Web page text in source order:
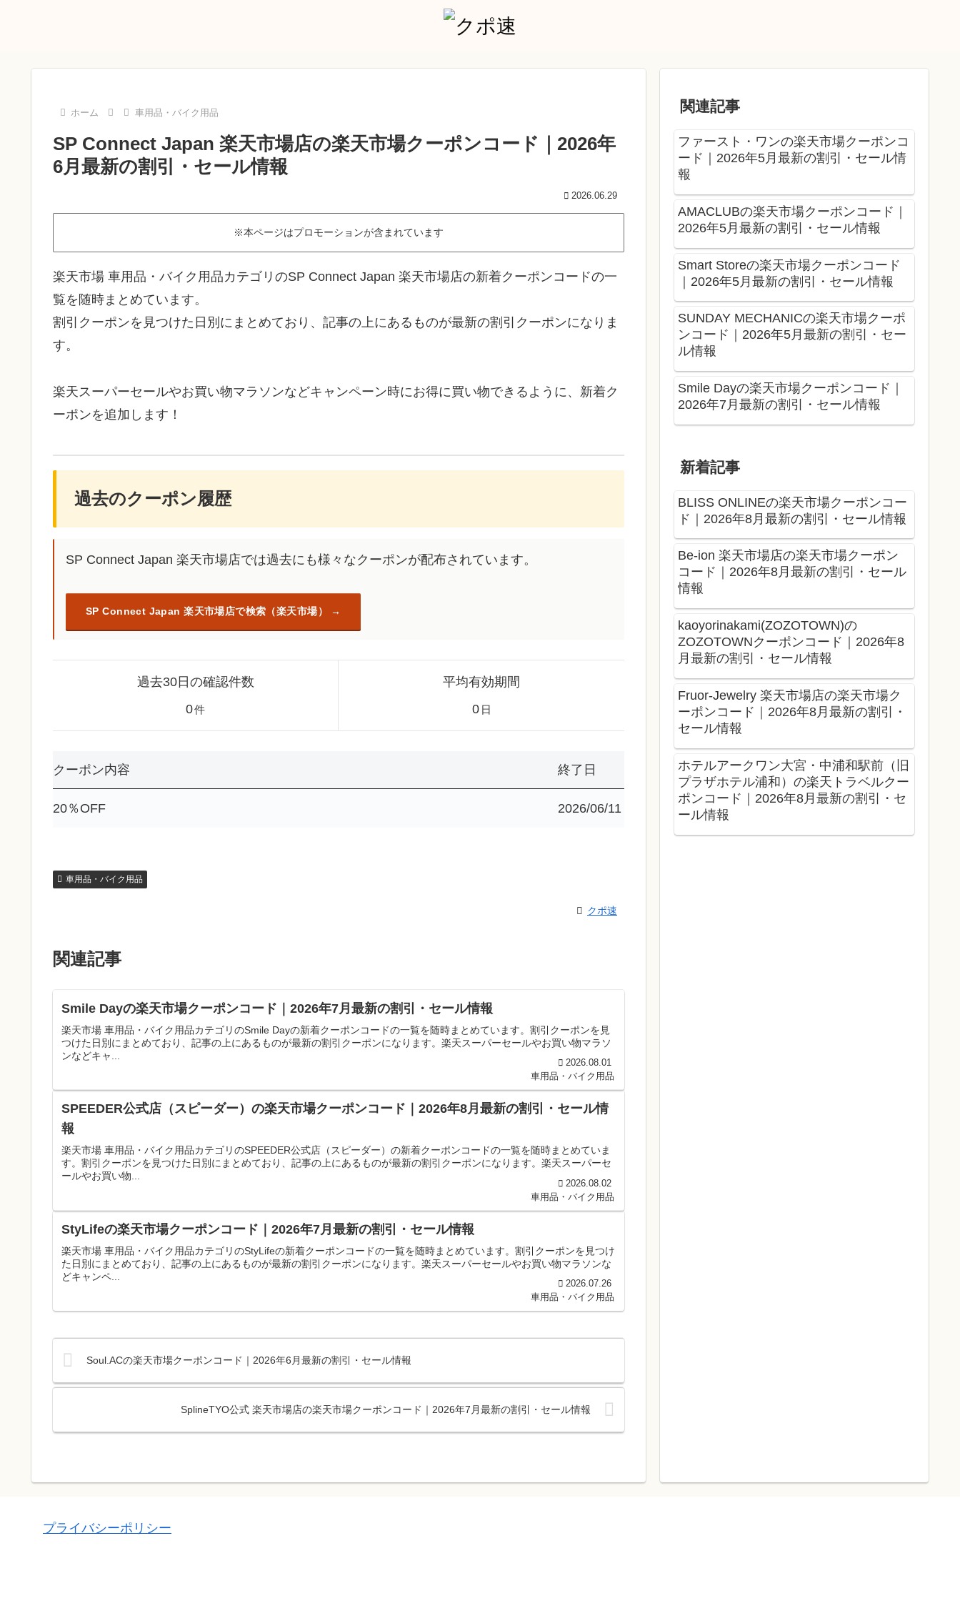
ホーム 車用品・バイク用品
SP Connect Japan 楽天市場店の楽天市場クーポンコード｜2026年
6月最新の割引・セール情報
2026.06.29
※本ページはプロモーションが含まれています
楽天市場 車用品・バイク用品カテゴリのSP Connect Japan 楽天市場店の新着クーポンコードの一
覧を随時まとめています。
割引クーポンを見つけた日別にまとめており、記事の上にあるものが最新の割引クーポンになりま
す。
楽天スーパーセールやお買い物マラソンなどキャンペーン時にお得に買い物できるように、新着ク
ーポンを追加します！
過去のクーポン履歴
SP Connect Japan 楽天市場店では過去にも様々なクーポンが配布されています。
SP Connect Japan 楽天市場店で検索（楽天市場）
過去30日の確認件数
0件
平均有効期間
0 日
クーポン内容 終了日
20％OFF 2026/06/11
車用品・バイク用品
クポ速
関連記事
Smile Dayの楽天市場クーポンコード｜2026年7月最新の割引・セール情報
楽天市場 車用品・バイク用品カテゴリのSmile Dayの新着クーポンコードの一覧を随時まとめています。割引クーポンを見
つけた日別にまとめており、記事の上にあるものが最新の割引クーポンになります。楽天スーパーセールやお買い物マラソ
ンなどキャ...
2026.08.01
車用品・バイク用品
SPEEDER公式店（スピーダー）の楽天市場クーポンコード｜2026年8月最新の割引・セール情
報
楽天市場 車用品・バイク用品カテゴリのSPEEDER公式店（スピーダー）の新着クーポンコードの一覧を随時まとめていま
す。割引クーポンを見つけた日別にまとめており、記事の上にあるものが最新の割引クーポンになります。楽天スーパーセ
ールやお買い物...
2026.08.02
車用品・バイク用品
StyLifeの楽天市場クーポンコード｜2026年7月最新の割引・セール情報
楽天市場 車用品・バイク用品カテゴリのStyLifeの新着クーポンコードの一覧を随時まとめています。割引クーポンを見つけ
た日別にまとめており、記事の上にあるものが最新の割引クーポンになります。楽天スーパーセールやお買い物マラソンな
どキャンペ...
2026.07.26
車用品・バイク用品
Soul.ACの楽天市場クーポンコード｜2026年6月最新の割引・セール情報
SplineTYO公式 楽天市場店の楽天市場クーポンコード｜2026年7月最新の割引・セール情報
関連記事
ファースト・ワンの楽天市場クーポンコ
ード｜2026年5月最新の割引・セール情
報
AMACLUBの楽天市場クーポンコード｜
2026年5月最新の割引・セール情報
Smart Storeの楽天市場クーポンコード
｜2026年5月最新の割引・セール情報
SUNDAY MECHANICの楽天市場クーポ
ンコード｜2026年5月最新の割引・セー
ル情報
Smile Dayの楽天市場クーポンコード｜
2026年7月最新の割引・セール情報
新着記事
BLISS ONLINEの楽天市場クーポンコー
ド｜2026年8月最新の割引・セール情報
Be-ion 楽天市場店の楽天市場クーポン
コード｜2026年8月最新の割引・セール
情報
kaoyorinakami(ZOZOTOWN)の
ZOZOTOWNクーポンコード｜2026年8
月最新の割引・セール情報
Fruor-Jewelry 楽天市場店の楽天市場ク
ーポンコード｜2026年8月最新の割引・
セール情報
ホテルアークワン大宮・中浦和駅前（旧
プラザホテル浦和）の楽天トラベルクー
ポンコード｜2026年8月最新の割引・セ
ール情報
プライバシーポリシー